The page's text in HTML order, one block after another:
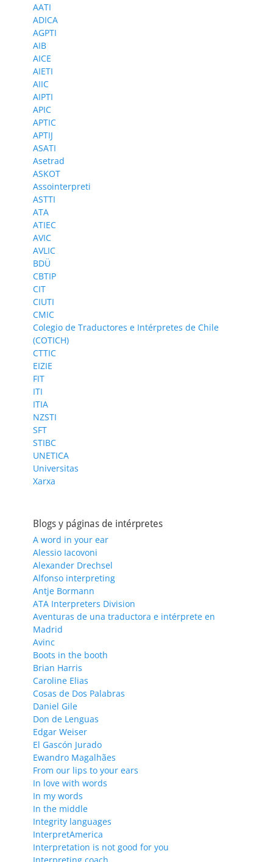
AATI
ADICA
AGPTI
AIB
AICE
AIETI
AIIC
AIPTI
APIC
APTIC
APTIJ
ASATI
Asetrad
ASKOT
Assointerpreti
ASTTI
ATA
ATIEC
AVIC
AVLIC
BDÜ
CBTIP
CIT
CIUTI
CMIC
Colegio de Traductores e Intérpretes de Chile
(COTICH)
CTTIC
EIZIE
FIT
ITI
ITIA
NZSTI
SFT
STIBC
UNETICA
Universitas
Xarxa
Blogs y páginas de intérpretes
A word in your ear
Alessio Iacovoni
Alexander Drechsel
Alfonso interpreting
Antje Bormann
ATA Interpreters Division
Aventuras de una traductora e intérprete en
Madrid
Avinc
Boots in the booth
Brian Harris
Caroline Elias
Cosas de Dos Palabras
Daniel Gile
Don de Lenguas
Edgar Weiser
El Gascón Jurado
Ewandro Magalhães
From our lips to your ears
In love with words
In my words
In the middle
Integrity languages
InterpretAmerica
Interpretation is not good for you